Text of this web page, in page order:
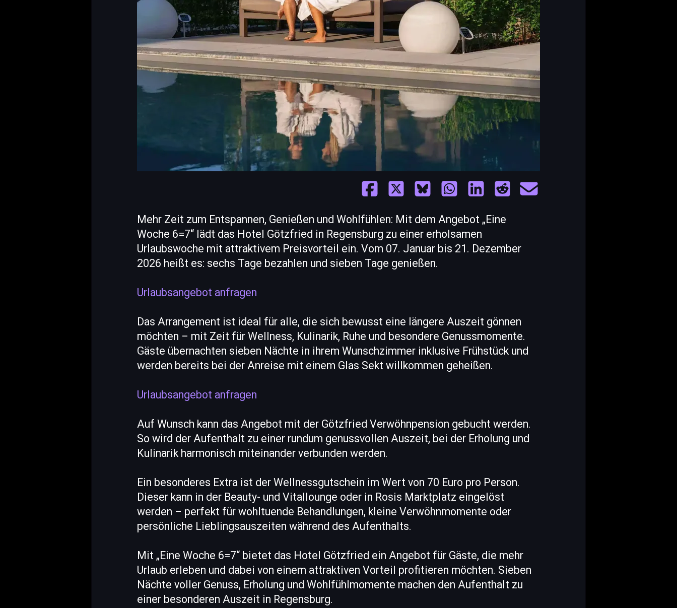
Mehr Zeit zum Entspannen, Genießen und Wohlfühlen: Mit dem Angebot „Eine
Woche 6=7“ lädt das Hotel Götzfried in Regensburg zu einer erholsamen
Urlaubswoche mit attraktivem Preisvorteil ein. Vom 07. Januar bis 21. Dezember
2026 heißt es: sechs Tage bezahlen und sieben Tage genießen.
Urlaubsangebot anfragen
Das Arrangement ist ideal für alle, die sich bewusst eine längere Auszeit gönnen
möchten – mit Zeit für Wellness, Kulinarik, Ruhe und besondere Genussmomente.
Gäste übernachten sieben Nächte in ihrem Wunschzimmer inklusive Frühstück und
werden bereits bei der Anreise mit einem Glas Sekt willkommen geheißen.
Urlaubsangebot anfragen
Auf Wunsch kann das Angebot mit der Götzfried Verwöhnpension gebucht werden.
So wird der Aufenthalt zu einer rundum genussvollen Auszeit, bei der Erholung und
Kulinarik harmonisch miteinander verbunden werden.
Ein besonderes Extra ist der Wellnessgutschein im Wert von 70 Euro pro Person.
Dieser kann in der Beauty- und Vitallounge oder in Rosis Marktplatz eingelöst
werden – perfekt für wohltuende Behandlungen, kleine Verwöhnmomente oder
persönliche Lieblingsauszeiten während des Aufenthalts.
Mit „Eine Woche 6=7“ bietet das Hotel Götzfried ein Angebot für Gäste, die mehr
Urlaub erleben und dabei von einem attraktiven Vorteil profitieren möchten. Sieben
Nächte voller Genuss, Erholung und Wohlfühlmomente machen den Aufenthalt zu
einer besonderen Auszeit in Regensburg.